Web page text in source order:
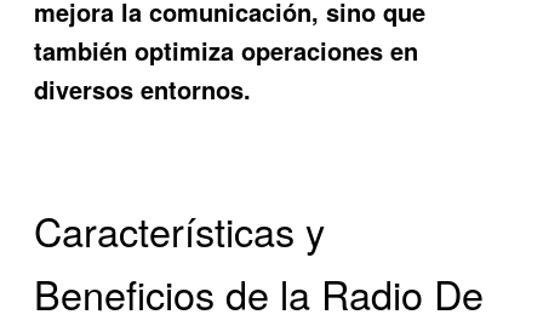
mejora la comunicación, sino que
también optimiza operaciones en
diversos entornos.
Características y
Beneficios de la Radio De